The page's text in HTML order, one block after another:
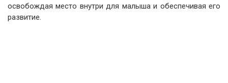
освобождая место внутри для малыша и обеспечивая его
развитие.